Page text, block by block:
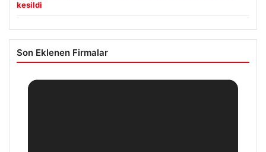
kesildi
Son Eklenen Firmalar